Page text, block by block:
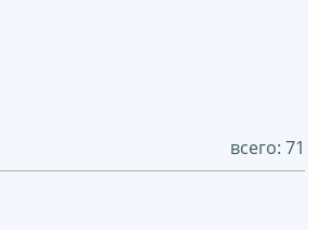
всего: 71